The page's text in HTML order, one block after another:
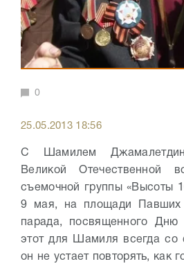
0
25.05.2013 18:56
С Шамилем
Великой Отечественной
съемочной группы «Высоты
9 мая, на площади Павших
парада, посвященного
этот для Шамиля всегда со
он не устает повторять, как